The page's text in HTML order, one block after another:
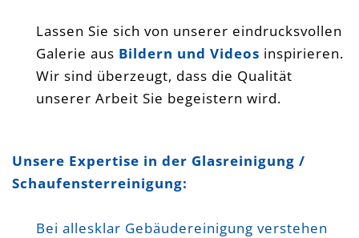
Lassen Sie sich von unserer eindrucksvollen
Galerie aus Bildern und Videos inspirieren.
Wir sind überzeugt, dass die Qualität
unserer Arbeit Sie begeistern wird.
Wintergartenreinigung Bensheim
Heppenheim Mannheim Weinheim
Unsere Expertise in der Glasreinigung /
Schaufensterreinigung:
Bei allesklar Gebäudereinigung verstehen